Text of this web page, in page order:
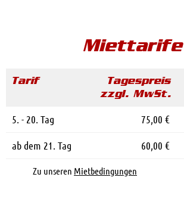
Miettarife
Tarif
Tagespreis
zzgl. MwSt.
5. - 20. Tag 75,00 €
ab dem 21. Tag
60,00 €
Zu unseren Mietbedingungen